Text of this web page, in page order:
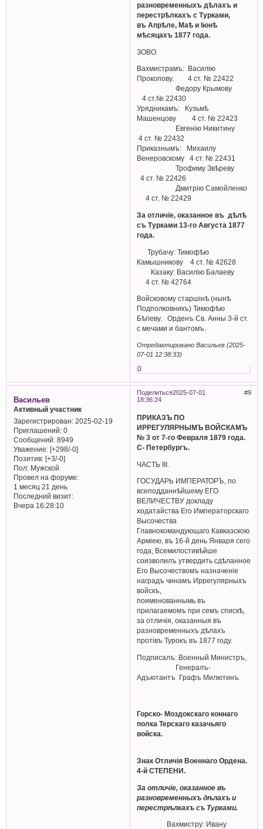
разновременныхъ дѣлахъ и
перестрѣлкахъ с Турками,
въ Апрѣле, Маѣ и Iюнѣ
мѣсяцахъ 1877 года.
ЗОВО.
Вахмистрамъ: Василiю
Прокопову. 4 ст. № 22422
Федору Крымову
4 ст.№ 22430
Урядникамъ: Кузьмѣ
Машенцову 4 ст. № 22423
Евгенiю Никитину
4 ст. № 22432
Приказнымъ: Михаилу
Венеровскому 4 ст. № 22431
Трофиму Звѣреву
4 ст. № 22426
Дмитрiю Самойленко
4 ст. № 22429
За отличіе, оказанное въ дѣлѣ
съ Турками 13-го Августа 1877
года.
Трубачу: Тимофѣю
Камышникову 4 ст. № 42628
Казаку: Василiю Балаеву
4 ст. № 42764
Войсковому старшiнѣ (нынѣ
Подполковникъ) Тимофѣю
Бѣгiеву. Орденъ Св. Анны 3-й ст.
с мечами и бантомъ.
Отредактировано Васильев (2025-
07-01 12:38:33)
0
Поделиться 9
2025-07-01
18:36:24
Васильев
Активный участник
Зарегистрирован: 2025-02-19
Приглашений:0
Сообщений:8949
Уважение: [+298/-0]
Позитив: [+3/-0]
Пол:Мужской
Провел на форуме:
1 месяц 21 день
Последний визит:
Вчера 16:28:10
ПРИКАЗЪ ПО
ИРРЕГУЛЯРНЫМЪ ВОЙСКАМЪ
№ 3 от 7-го Февраля 1879 года.
С- Петербургъ.
ЧАСТЬ III.
ГОСУДАРЬ ИМПЕРАТОРЪ, по
всеподданнѣйшему ЕГО
ВЕЛИЧЕСТВУ докладу
ходатайства Его Императорскаго
Высочества
Главнокомандующаго Кавказскою
Арміею, въ 16-й день Января сего
года, Всемилостивѣйше
соизволилъ утвердить сдѣланное
Его Высочествомъ назначеніе
наградъ чинамъ Иррегулярныхъ
войскъ,
поименованнымь въ
прилагаемомъ при семъ спискѣ,
за отличія, оказанныя въ
разновременныхъ дѣлахъ
протiвъ Турокъ въ 1877 году.
Подписалъ: Военный Министръ,
Генералъ-
Адъютантъ Графъ Милютинъ.
Горско- Моздокскаго коннаго
полка Терскаго казачьяго
войска.
Знак Отличiя Военнаго Ордена.
4-й СТЕПЕНИ.
За отличіе, оказанное въ
разновременныхъ дѣлахъ и
перестрѣлкахъ съ Турками.
Вахмистру: Ивану